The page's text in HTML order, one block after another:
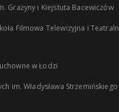
Grażyny i Kiejstuta Bacewiczów
Filmowa Telewizyjna i
w Łodzi
im. Władysława